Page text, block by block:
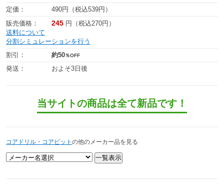
定価：
490円（税込539円）
販売価格：
245 円（税込270円）
送料について
分割シミュレーションを行う
割引：
約50％OFF
発送： およそ3日後
当サイトの商品は全て新品です！
コアドリル・コアビット の他のメーカー品を見る